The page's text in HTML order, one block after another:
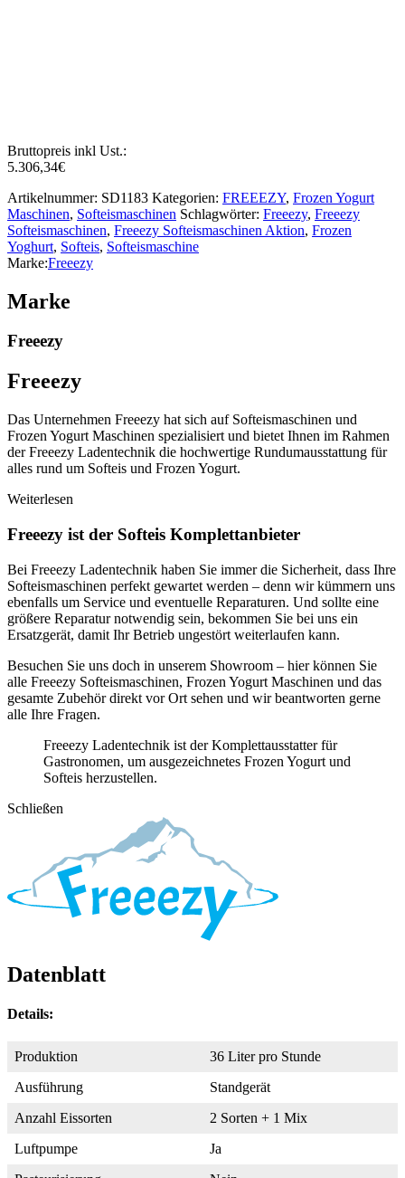
Bruttopreis inkl Ust.:
5.306,34€
Artikelnummer: SD1183 Kategorien: FREEEZY, Frozen Yogurt
Maschinen, Softeismaschinen Schlagwörter: Freeezy, Freeezy
Softeismaschinen, Freeezy Softeismaschinen Aktion, Frozen
Yoghurt, Softeis, Softeismaschine
Marke:Freeezy
Marke
Freeezy
Freeezy
Das Unternehmen Freeezy hat sich auf Softeismaschinen und
Frozen Yogurt Maschinen spezialisiert und bietet Ihnen im Rahmen
der Freeezy Ladentechnik die hochwertige Rundumausstattung für
alles rund um Softeis und Frozen Yogurt.
Weiterlesen
Freeezy ist der Softeis Komplettanbieter
Bei Freeezy Ladentechnik haben Sie immer die Sicherheit, dass Ihre
Softeismaschinen perfekt gewartet werden – denn wir kümmern uns
ebenfalls um Service und eventuelle Reparaturen. Und sollte eine
größere Reparatur notwendig sein, bekommen Sie bei uns ein
Ersatzgerät, damit Ihr Betrieb ungestört weiterlaufen kann.
Besuchen Sie uns doch in unserem Showroom – hier können Sie
alle Freeezy Softeismaschinen, Frozen Yogurt Maschinen und das
gesamte Zubehör direkt vor Ort sehen und wir beantworten gerne
alle Ihre Fragen.
Freeezy Ladentechnik ist der Komplettausstatter für
Gastronomen, um ausgezeichnetes Frozen Yogurt und
Softeis herzustellen.
Schließen
Datenblatt
Details:
Produktion
36 Liter pro Stunde
Ausführung
Standgerät
Anzahl Eissorten
2 Sorten + 1 Mix
Luftpumpe
Ja